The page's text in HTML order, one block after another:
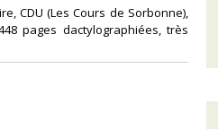
CDU (Les Cours de Sorbonne),
pages dactylographiées, très